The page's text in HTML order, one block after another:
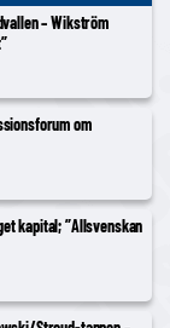
– Wikström
om
kapital; ”Allsvenskan